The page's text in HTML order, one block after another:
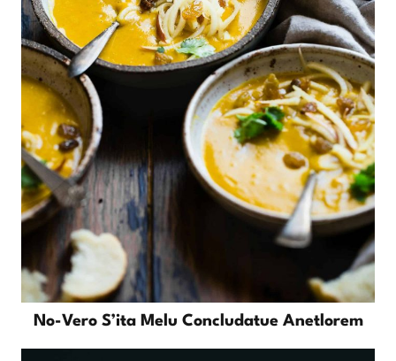
No-Vero S’ita Melu Concludatue Anetlorem